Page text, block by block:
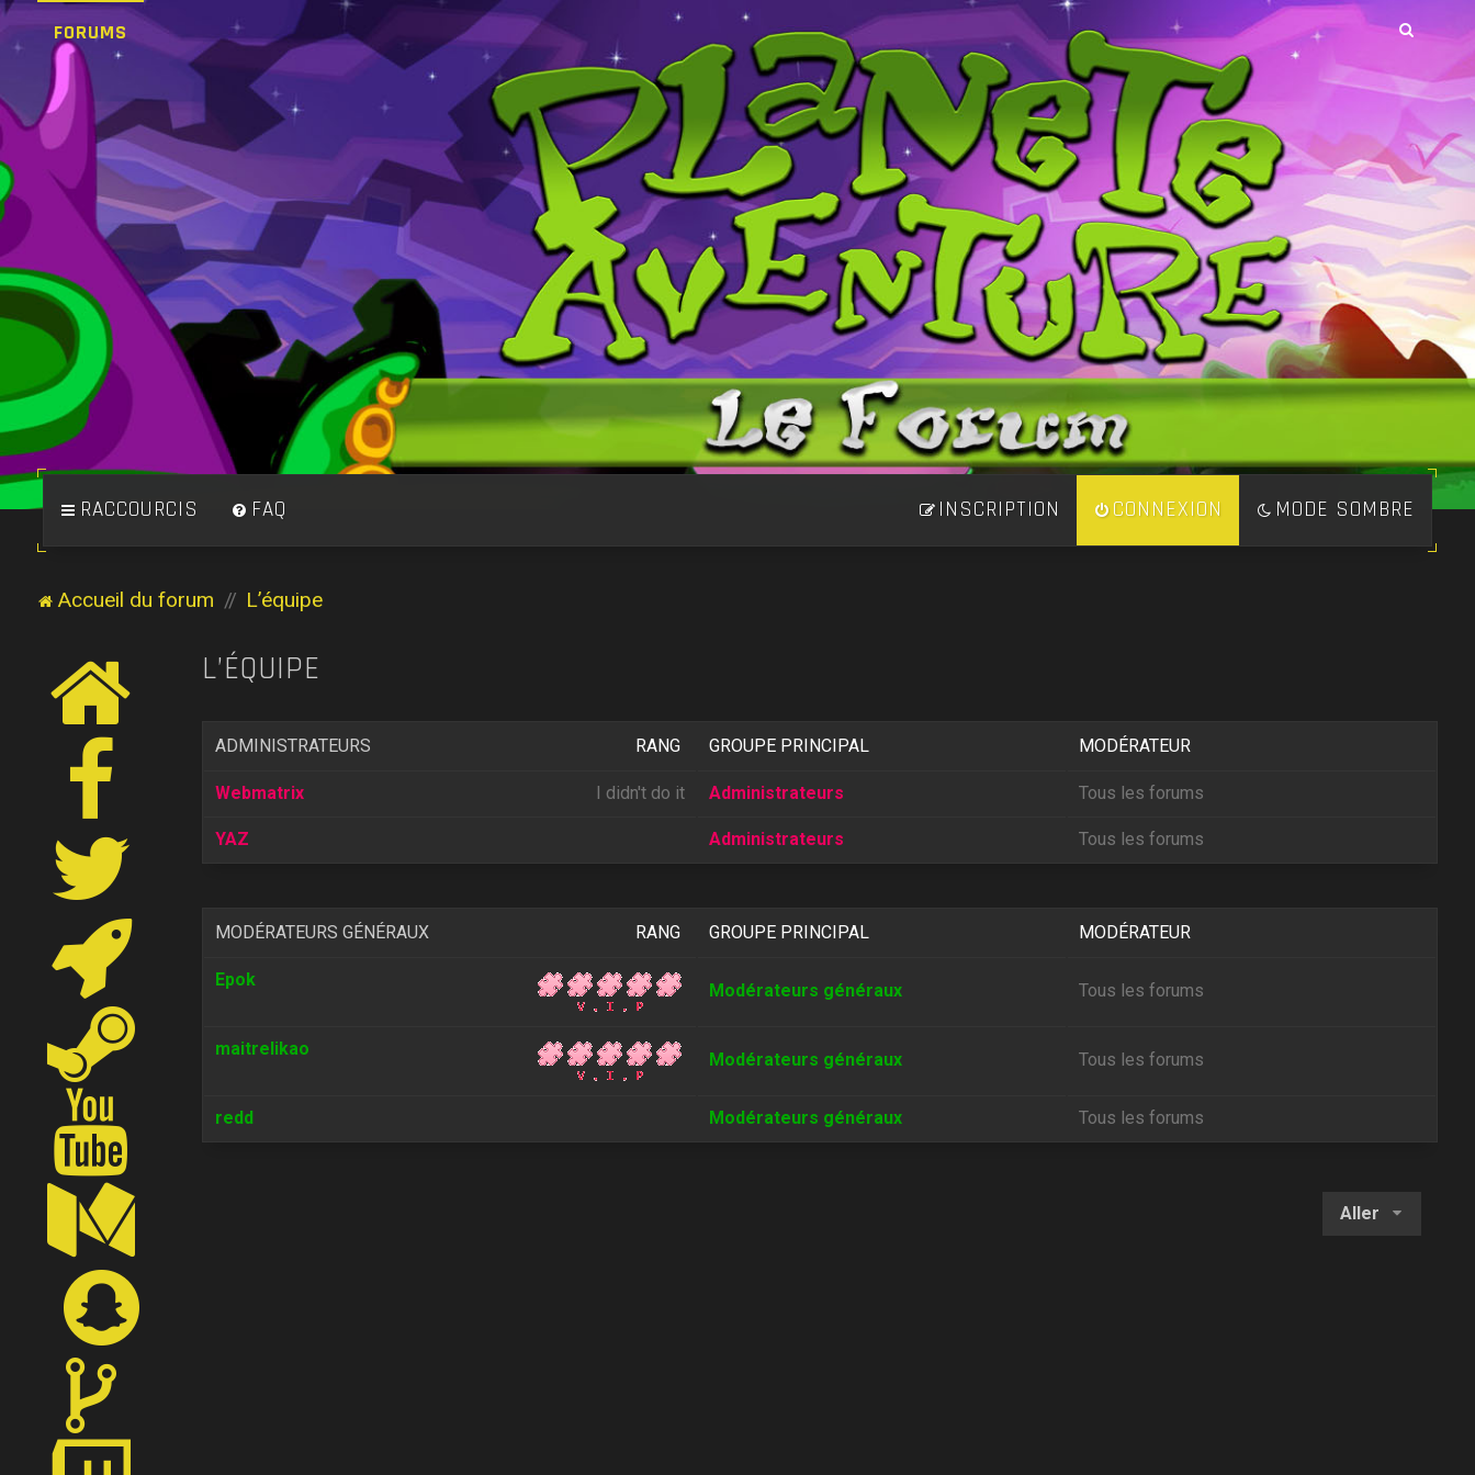
FORUMS
RACCOURCIS MODE SOMBRE
FAQ CONNEXION
INSCRIPTION
Accueil du forum L’équipe
L’ÉQUIPE
RANG
ADMINISTRATEURS GROUPE PRINCIPAL MODÉRATEUR
I didn't do it
Webmatrix Administrateurs Tous les forums
YAZ Administrateurs Tous les forums
RANG
MODÉRATEURS GÉNÉRAUX GROUPE PRINCIPAL MODÉRATEUR
Epok
Modérateurs généraux Tous les forums
maitrelikao
Modérateurs généraux Tous les forums
redd Modérateurs généraux Tous les forums
Aller